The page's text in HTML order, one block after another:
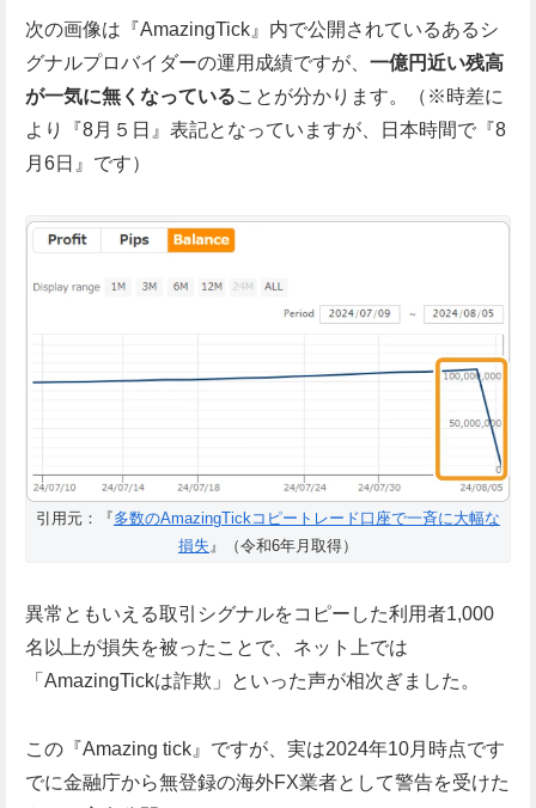
次の画像は『AmazingTick』内で公開されているあるシ
グナルプロバイダーの運用成績ですが、 一億円近い残高
が一気に無くなっていることが分かります。（※時差に
より『8月５日』表記となっていますが、日本時間で『8
月6日』です）
引用元：『多数のAmazingTickコピートレード口座で一斉に大幅な
損失』（令和6年月取得）
異常ともいえる取引シグナルをコピーした利用者1,000
名以上が損失を被ったことで、ネット上では
「AmazingTickは詐欺」といった声が相次ぎました。
この『Amazing tick』ですが、実は2024年10月時点です
でに金融庁から無登録の海外FX業者として警告を受けた